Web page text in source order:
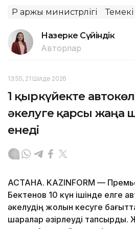
ҚР Қаржы министрлігі Темекі
Назерке Сүйіндік
Авторлар
13:55, 21 Шілде 2026
1 қыркүйекте
әкелуге қарсы жаңа
енеді
АСТАНА. KAZINFORM —
Бектенов 10 күн ішінде елге
әкелудің жолын кесуге
шаралар әзірлеуді тапсырды.